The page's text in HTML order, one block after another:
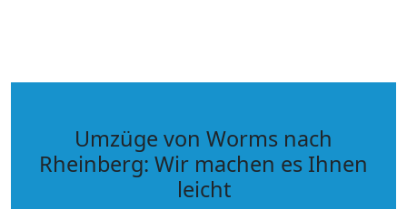
Umzüge von Worms nach
Rheinberg: Wir machen es Ihnen
leicht